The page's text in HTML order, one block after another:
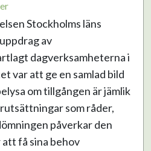
Stockholms läns
av
dagverksamheterna i
var att ge en samlad bild
om tillgången är jämlik
som råder,
påverkar den
få sina behov